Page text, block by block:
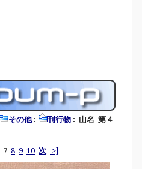
その他: 刊行物 : 山名_第４
7 8 9 10 次 >]